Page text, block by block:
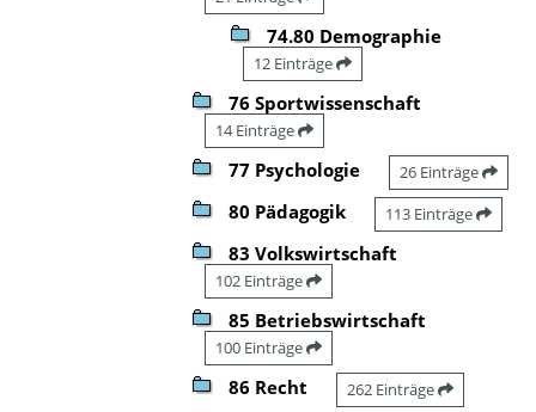
74.80 Demographie
12 Einträge
76 Sportwissenschaft
14 Einträge
77 Psychologie 26 Einträge
80 Pädagogik 113 Einträge
83 Volkswirtschaft
102 Einträge
85 Betriebswirtschaft
100 Einträge
86 Recht 262 Einträge